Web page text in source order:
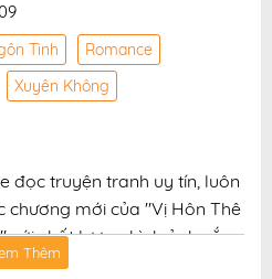
Tình
Romance
Xuyên Không
đọc truyện tranh uy tín, luôn
chương mới của "Vị Hôn Thê
với chất lượng hình ảnh sắc
diện thân thiện, mang đến
Thêm